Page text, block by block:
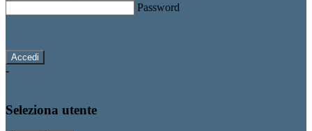
Password
-
Seleziona utente